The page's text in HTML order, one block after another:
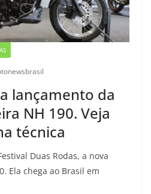
lançamento da
NH 190. Veja
técnica
Duas Rodas, a nova
Ela chega ao Brasil em